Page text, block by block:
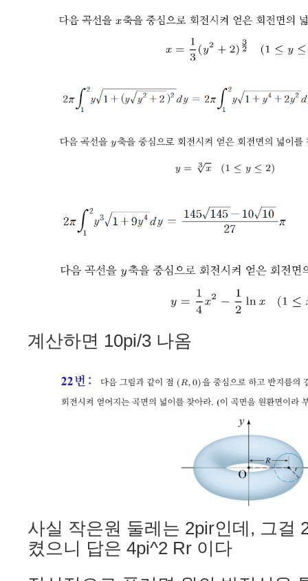
계산하면 10pi/3 나옴
사실 작은원 둘레는 2pir인데, 그걸
켰으니 답은 4pi^2 Rr 이다